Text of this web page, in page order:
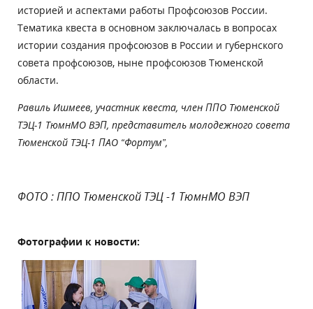
историей и аспектами работы Профсоюзов России.
Тематика квеста в основном заключалась в вопросах
истории создания профсоюзов в России и губернского
совета профсоюзов, ныне профсоюзов Тюменской
области.
Равиль Ишмеев, участник квеста, член ППО Тюменской
ТЭЦ-1 ТюмнМО ВЭП, представитель молодежного совета
Тюменской ТЭЦ-1 ПАО “Фортум”,
ФОТО : ППО Тюменской ТЭЦ -1 ТюмнМО ВЭП
Фотографии к новости: